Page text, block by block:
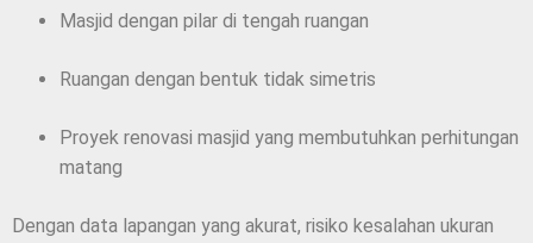
Masjid dengan pilar di tengah ruangan
Ruangan dengan bentuk tidak simetris
Proyek renovasi masjid yang membutuhkan perhitungan
matang
Dengan data lapangan yang akurat, risiko kesalahan ukuran